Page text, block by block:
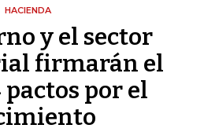
HACIENDA
y el sector
firmarán el
pactos por el